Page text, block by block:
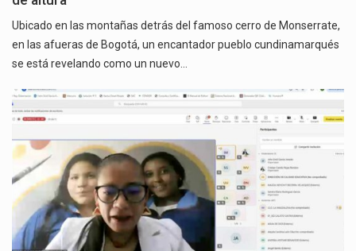
Ubicado en las montañas detrás del famoso cerro de Monserrate,
en las afueras de Bogotá, un encantador pueblo cundinamarqués
se está revelando como un nuevo…